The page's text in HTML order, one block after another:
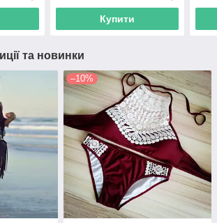
Купити
та новинки
–10%